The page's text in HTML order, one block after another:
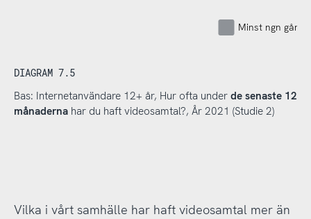
Minst ngn gång
DIAGRAM 7.5
Bas: Internetanvändare 12+ år, Hur ofta under de senaste 12
månadernahar du haft videosamtal?, År 2021 (Studie 2)
Vilka i vårt samhälle har haft videosamtal mer än